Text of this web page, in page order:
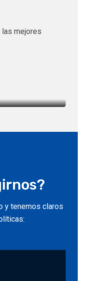
las mejores
y tenemos claros